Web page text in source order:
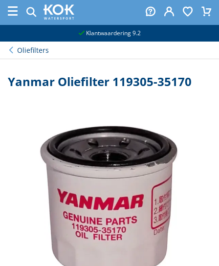
Klantwaardering 9.2
Oliefilters
Yanmar Oliefilter 119305-35170